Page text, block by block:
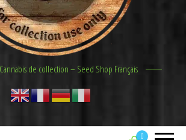
de collection – Seed Shop Français
0